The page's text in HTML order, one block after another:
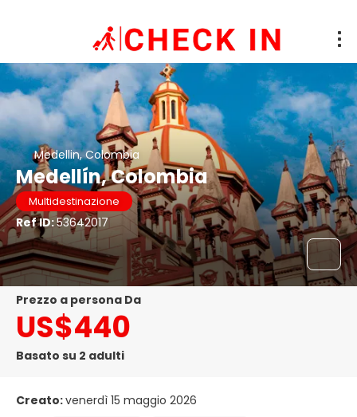
Medellin, Colombia
Medellín, Colombia
Multidestinazione
Ref ID:53642017
prezzo a persona Da
US$440
Basato su 2 adulti
Creato:venerdì 15 maggio 2026